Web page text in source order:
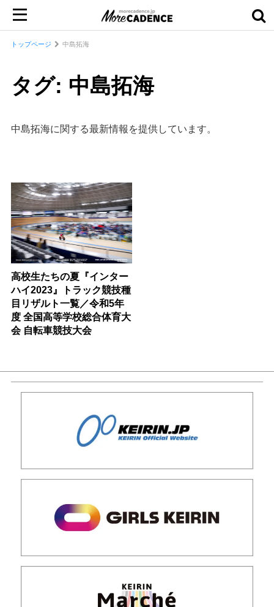
トップページ 中島拓海
タグ: 中島拓海
中島拓海に関する最新情報を提供しています。
高校生たちの夏『インター
ハイ2023』トラック競技種
目リザルト一覧／令和5年
度 全国高等学校総合体育大
会 自転車競技大会